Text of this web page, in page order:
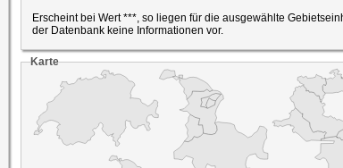
Erscheint bei Wert ***, so liegen für die ausgewählte
der Datenbank keine Informationen vor.
Karte